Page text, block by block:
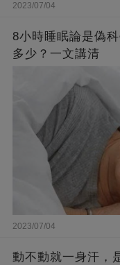
2023/07/04
8小時睡眠論是偽
多少？一文講清
2023/07/04
動不動就一身汗，